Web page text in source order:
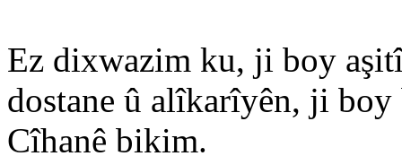
Ez dixwazim ku, ji boy
dostane û alîkarîyên, ji
Cîhanê bikim.